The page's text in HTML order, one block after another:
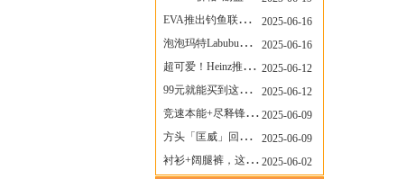
EVA推出钓鱼联名套装，初号机也能当“假饵”？
2025-06-16
泡泡玛特Labubu新品发售上演“拳王争霸”......
2025-06-16
超可爱！Heinz推出星之卡比合作款番茄酱！
2025-06-12
99元就能买到这样颜值的太阳镜？优衣库夏季墨镜系列
2025-06-12
竞速本能+尽释锋芒——罗杰杜彼Roger+Dubuis王者竞速系列飞返计时码表燃擎赛道
2025-06-09
方头「匡威」回归！日系简约里的小心思
2025-06-09
衬衫+阔腿裤，这样穿美出新高度！
2025-06-02